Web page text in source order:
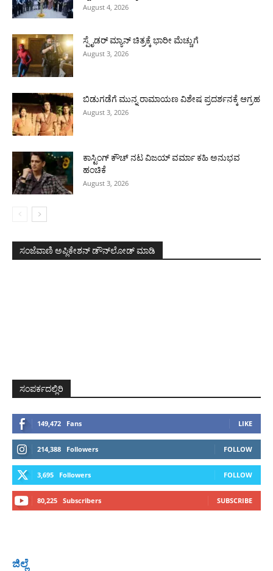
August 4, 2026
ಸ್ಪೈಡರ್ ಮ್ಯಾನ್ ಚಿತ್ರಕ್ಕೆ ಭಾರೀ ಮೆಚ್ಚುಗೆ
August 3, 2026
ಬಿಡುಗಡೆಗೆ ಮುನ್ನ ರಾಮಾಯಣ ವಿಶೇಷ ಪ್ರದರ್ಶನಕ್ಕೆ ಆಗ್ರಹ
August 3, 2026
ಕಾಸ್ಟಿಂಗ್ ಕೌಚ್ ನಟ ವಿಜಯ್ ವರ್ಮಾ ಕಹಿ ಅನುಭವ
ಹಂಚಿಕೆ
August 3, 2026
ಸಂಜೆವಾಣಿ ಅಪ್ಲಿಕೇಶನ್ ಡೌನ್‌ಲೋಡ್ ಮಾಡಿ
ಸಂಪರ್ಕದಲ್ಲಿರಿ
149,472 Fans LIKE
214,388 Followers FOLLOW
3,695 Followers FOLLOW
80,225 Subscribers SUBSCRIBE
ಜಿಲ್ಲೆ